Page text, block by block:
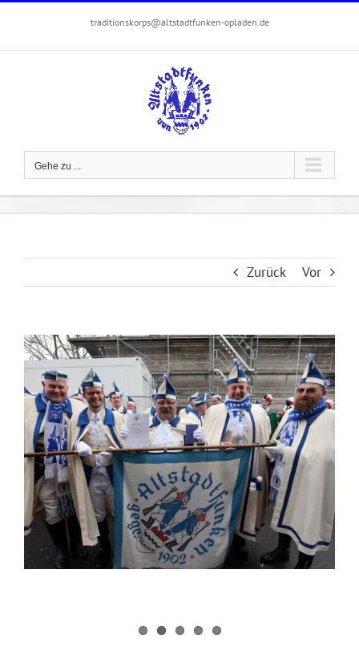
springen
traditionskorps@altstadtfunken-opladen.de
Gehe zu ...
Zurück Vor